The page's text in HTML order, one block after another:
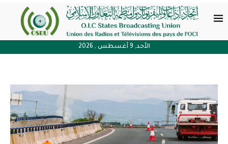
الأحد, 9 أغسطس , 2026